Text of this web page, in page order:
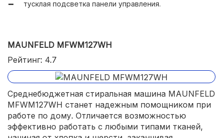
тусклая подсветка панели управления.
MAUNFELD MFWM127WH
Рейтинг: 4.7
Среднебюджетная стиральная машина MAUNFELD
MFWM127WH станет надежным помощником при
работе по дому. Отличается возможностью
эффективно работать с любыми типами тканей,